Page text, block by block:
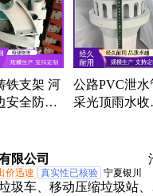
铁支架 河
安全防护
公路PVC泄水
采光顶雨水收
限公司
价迅速 真实性已核验 宁夏银川
圾车、移动压缩垃圾站、